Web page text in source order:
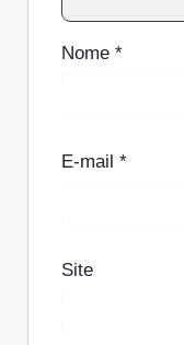
Nome *
E-mail *
Site